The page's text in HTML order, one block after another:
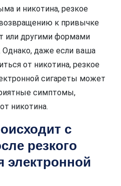
и никотина, резкое
к привычке
или другими формами
Однако, даже если ваша
от никотина, резкое
сигареты может
симптомы,
никотина.
с
резкого
электронной